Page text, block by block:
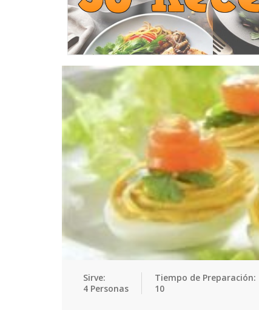
Sirve:
4 Personas
Tiempo de Preparación:
10